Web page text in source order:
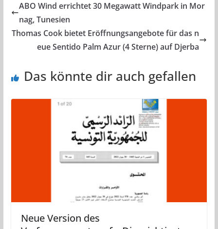
ABO Wind errichtet 30 Megawatt Windpark in Mor
nag, Tunesien
Thomas Cook bietet Eröffnungsangebote für das n
eue Sentido Palm Azur (4 Sterne) auf Djerba
Das könnte dir auch gefallen
Neue Version des